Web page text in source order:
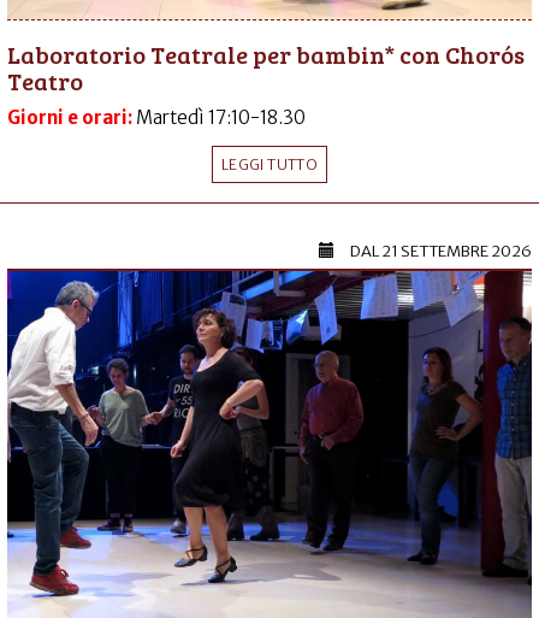
Laboratorio Teatrale per bambin* con Chorós
Teatro
Giorni e orari: Martedì 17:10-18.30
LEGGI TUTTO
DAL21 SETTEMBRE 2026